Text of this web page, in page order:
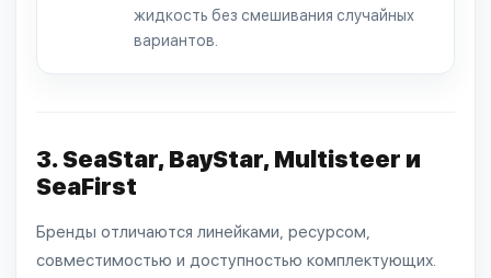
жидкость без смешивания случайных
вариантов.
3. SeaStar, BayStar, Multisteer и
SeaFirst
Бренды отличаются линейками, ресурсом,
совместимостью и доступностью комплектующих.